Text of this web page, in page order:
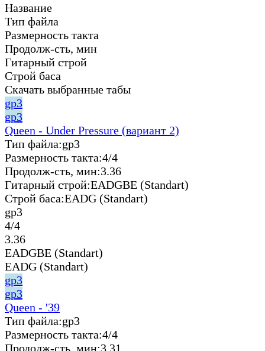
Название
Тип файла
Размерность такта
Продолж-сть, мин
Гитарный строй
Строй баса
Скачать выбранные табы
gp3
gp3
Queen - Under Pressure (вариант 2)
Тип файла:gp3
Размерность такта:4/4
Продолж-сть, мин:3.36
Гитарный строй:EADGBE (Standart)
Строй баса:EADG (Standart)
gp3
4/4
3.36
EADGBE (Standart)
EADG (Standart)
gp3
gp3
Queen - '39
Тип файла:gp3
Размерность такта:4/4
Продолж-сть, мин:3.31